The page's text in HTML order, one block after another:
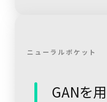
ニューラルポケット
GANを